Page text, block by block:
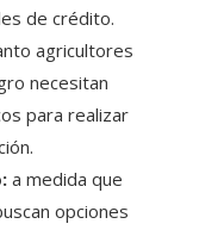
de crédito.
agricultores
necesitan
para realizar
a medida que
opciones